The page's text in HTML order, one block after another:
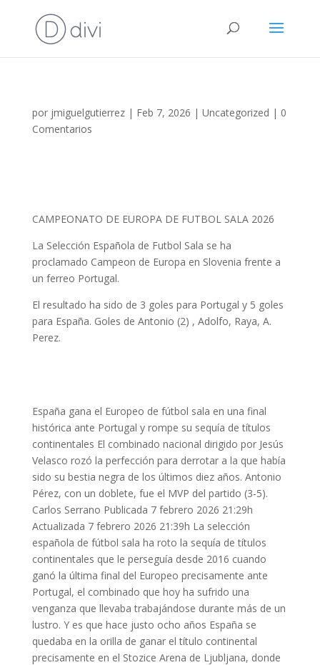
por jmiguelgutierrez| Feb 7, 2026 | Uncategorized | 0
Comentarios
CAMPEONATO DE EUROPA DE FUTBOL SALA 2026
La Selección Española de Futbol Sala se ha
proclamado Campeon de Europa en Slovenia frente a
un ferreo Portugal.
El resultado ha sido de 3 goles para Portugal y 5 goles
para España. Goles de Antonio (2) , Adolfo, Raya, A.
Perez.
España gana el Europeo de fútbol sala en una final
histórica ante Portugal y rompe su sequía de títulos
continentales El combinado nacional dirigido por Jesús
Velasco rozó la perfección para derrotar a la que había
sido su bestia negra de los últimos diez años. Antonio
Pérez, con un doblete, fue el MVP del partido (3-5).
Carlos Serrano Publicada 7 febrero 2026 21:29h
Actualizada 7 febrero 2026 21:39h La selección
española de fútbol sala ha roto la sequía de títulos
continentales que le perseguía desde 2016 cuando
ganó la última final del Europeo precisamente ante
Portugal, el combinado que hoy ha sufrido una
venganza que llevaba trabajándose durante más de un
lustro. Y es que hace justo ocho años España se
quedaba en la orilla de ganar el título continental
precisamente en el Stozice Arena de Ljubljana, donde